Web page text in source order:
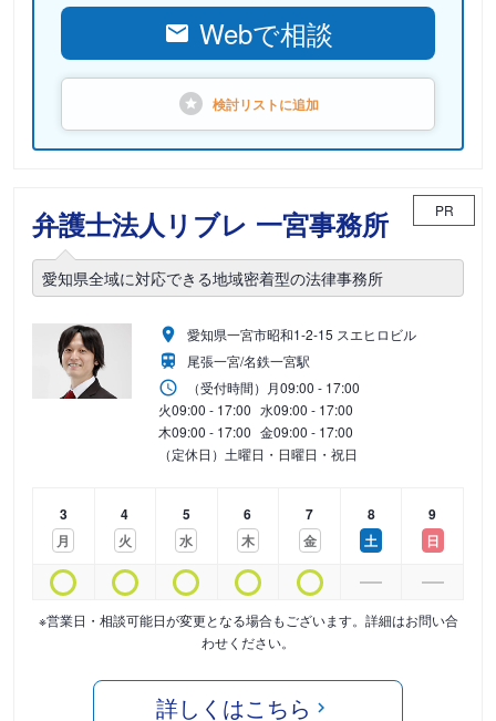
Webで相談
検討リストに追加
弁護士法人リブレ 一宮事務所 PR
愛知県全域に対応できる地域密着型の法律事務所
愛知県一宮市昭和1-2-15 スエヒロビル
尾張一宮/名鉄一宮駅
（受付時間） 月09:00 - 17:00
火09:00 - 17:00 水09:00 - 17:00
木09:00 - 17:00 金09:00 - 17:00
（定休日）土曜日・日曜日・祝日
3
月
4
火
5
水
6
木
7
金
8
土
9
日
※営業日・相談可能日が変更となる場合もございます。詳細はお問い合
わせください。
詳しくはこちら